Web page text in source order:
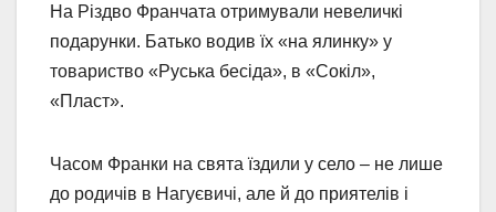
На Різдво Франчата отримували невеличкі
подарунки. Батько водив їх «на ялинку» у
товариство «Руська бесіда», в «Сокіл»,
«Пласт».
Часом Франки на свята їздили у село – не лише
до родичів в Нагуєвичі, але й до приятелів і